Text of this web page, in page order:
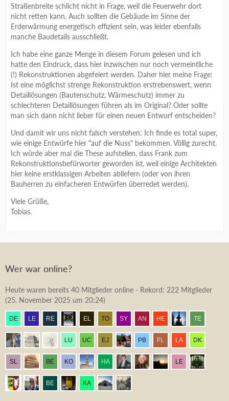
Straßenbreite schlicht nicht in Frage, weil die Feuerwehr dort
nicht retten kann. Auch sollten die Gebäude im Sinne der
Erderwärmung energetisch effizient sein, was leider ebenfalls
manche Baudetails ausschließt.
Ich habe eine ganze Menge in diesem Forum gelesen und ich
hatte den Eindruck, dass hier inzwischen nur noch vermeintliche
(!) Rekonstruktionen abgefeiert werden. Daher hier meine Frage:
Ist eine möglichst strenge Rekonstruktion erstrebenswert, wenn
Detaillösungen (Bautenschutz, Wärmeschutz) immer zu
schlechteren Detaillösungen führen als im Original? Oder sollte
man sich dann nicht lieber für einen neuen Entwurf entscheiden?
Und damit wir uns nicht falsch verstehen: Ich finde es total super,
wie einige Entwürfe hier "auf die Nuss" bekommen. Völlig zurecht.
Ich würde aber mal die These aufstellen, dass Frank zum
Rekonstruktionsbefürworter geworden ist, weil einige Architekten
hier keine erstklassigen Arbeiten abliefern (oder von ihren
Bauherren zu einfacheren Entwürfen überredet werden).
Viele Grüße,
Tobias.
Wer war online?
Heute waren bereits 40 Mitglieder online - Rekord: 222 Mitglieder
(25. November 2025 um 20:24)